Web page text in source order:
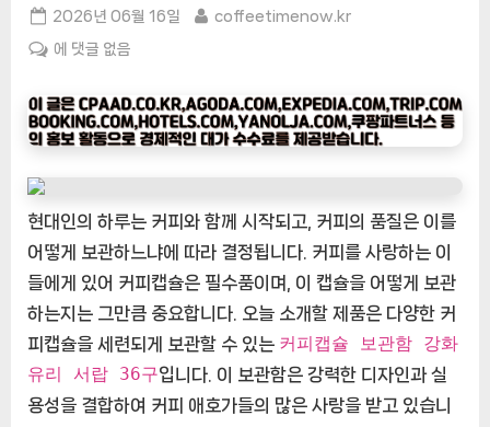
Posted
on
2026년 06월 16일 By
coffeetimenow.kr
[커
타
임
나
인
기
상
품]
커
캡
슐
에 댓글 없음
현대인의 하루는 커피와 함께 시작되고, 커피의 품질은 이를
어떻게 보관하느냐에 따라 결정됩니다. 커피를 사랑하는 이
들에게 있어 커피캡슐은 필수품이며, 이 캡슐을 어떻게 보관
하는지는 그만큼 중요합니다. 오늘 소개할 제품은 다양한 커
피캡슐을 세련되게 보관할 수 있는 커피캡슐 보관함 강화
유리 서랍 36구입니다. 이 보관함은 강력한 디자인과 실
용성을 결합하여 커피 애호가들의 많은 사랑을 받고 있습니